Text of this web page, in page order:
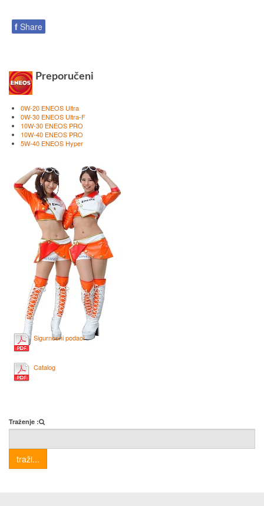
f Share
Preporučeni
0W-20 ENEOS Ultra
0W-30 ENEOS Ultra-F
10W-30 ENEOS PRO
10W-40 ENEOS PRO
5W-40 ENEOS Hyper
Sigurnosni podaci
Catalog
Traženje :
traži...